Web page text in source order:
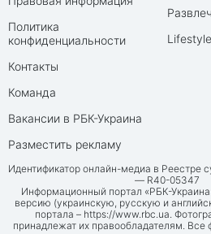
Политика
конфиденциальности
Контакты
Команда
Вакансии в РБК-Украина
Разместить рекламу
Lifestyle
Идентификатор онлайн-медиа в Реестре
— R40-05347
Информационный портал «РБК-
версию (украинскую, русскую и
портала – https://www.rbc.ua.
принадлежат их правообладателям. Все